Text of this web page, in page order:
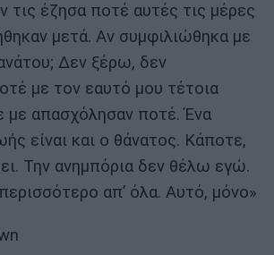
τις έζησα ποτέ αυτές τις μέρες
μετά. Αν συμφιλιώθηκα με
Δεν ξέρω, δεν
με τον εαυτό μου τέτοια
με απασχόλησαν ποτέ. Ένα
είναι και ο θάνατος. Κάποτε,
Την ανημπόρια δεν θέλω εγώ.
απ’ όλα. Αυτό, μόνο»